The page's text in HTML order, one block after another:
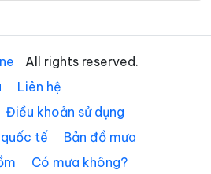
Xã Phạm Ngũ Lão
Xã Phụng Công
Xã Quang Lịch
Xã Quỳnh Phụ
All rights reserved.
Liên hệ
Điều khoản sử dụng
tế
Bản đồ mưa
Có mưa không?